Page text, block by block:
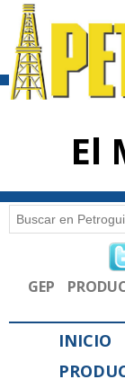
El
Buscar
GEP
INICIO